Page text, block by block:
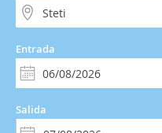
Entrada
Salida